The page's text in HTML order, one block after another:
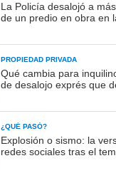
La Policía desalojó a
de un predio en obra en
PROPIEDAD PRIVADA
Qué cambia para
de desalojo exprés que
¿QUÉ PASÓ?
Explosión o sismo: la
redes sociales tras el